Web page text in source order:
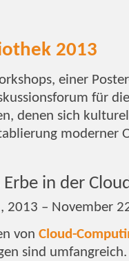
2013
einer
für
denen sich
moderner
in der
2013 – November
von Cloud-
sind